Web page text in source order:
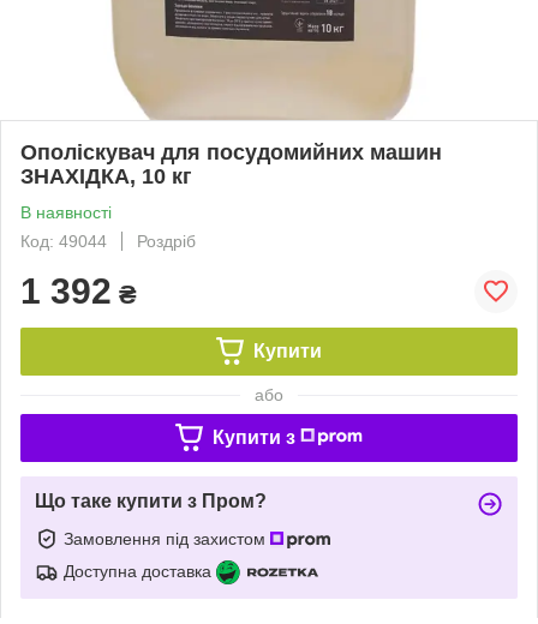
Ополіскувач для посудомийних машин
ЗНАХІДКА, 10 кг
В наявності
Код: 49044
Роздріб
1 392 ₴
Купити
або
Купити з
Що таке купити з Пром?
Замовлення під захистом
Доступна доставка